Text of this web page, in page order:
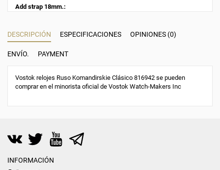
Add strap 18mm.:
DESCRIPCIÓN ESPECIFICACIONES OPINIONES (0)
ENVÍO. PAYMENT
Vostok relojes Ruso Komandirskie Clásico 816942 se pueden
comprar en el minorista oficial de Vostok Watch-Makers Inc
INFORMACIÓN